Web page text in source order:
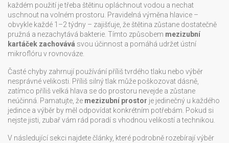
každém použití je třeba štětinu opláchnout vodou a nechat
uschnout na volném prostoru. Pravidelná výměna hlavice –
obvykle každé 1–2 týdny – zajišťuje, že štětina zůstane dostatečně
pružná a nezachytává bakterie. Tímto způsobem mezizubní
kartáček zachovává svou účinnost a pomáhá udržet ústní
mikroflóru v rovnováze.
Časté chyby zahrnují používání příliš tvrdého tlaku nebo výběr
nesprávné velikosti. Příliš silný tlak může poškozovat dásně,
zatímco příliš velká hlava se do prostoru nevejde a zůstane
neúčinná. Pamatujte, že mezizubní prostor je jedinečný u každého
jedince a výběr by měl odpovídat konkrétním potřebám. Pokud si
nejste jisti, zubař vám rád poradí s vhodnou velikostí a technikou.
V následující sekci najdete články, které podrobně rozebírají výběr